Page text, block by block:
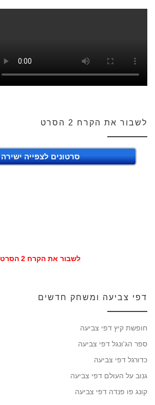
לשבור את הקרח 2 הסרט
סרטונים לצפייה ישירה
לשבור את הקרח 2 הסרט
דפי צביעה ומשחק חדשים
חופשת קיץ דפי צביעה
ספר הג'ונגל דפי צביעה
כדורגל דפי צביעה
גנוב על העולם דפי צביעה
קונג פו פנדה דפי צביעה